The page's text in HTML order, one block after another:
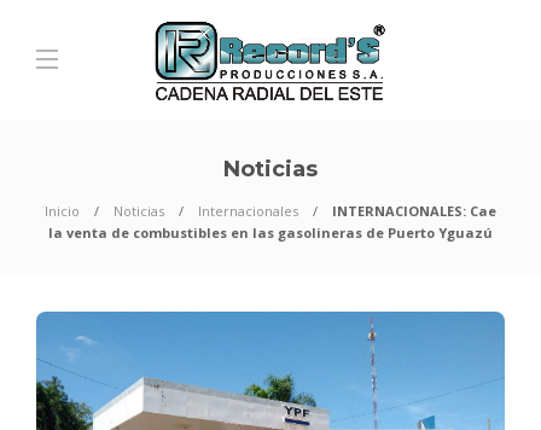
Noticias
Inicio Noticias Internacionales
INTERNACIONALES: Cae
la venta de combustibles en las gasolineras de Puerto Yguazú